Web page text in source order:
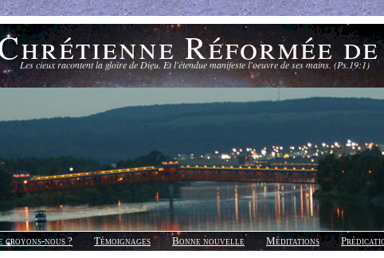
Réformée
Les cieux racontent la gloire de Dieu. Et l'étendue manifeste l'oeuvre de ses mains. (Ps.19:1)
croyons-nous ? Témoignages Bonne nouvelle Méditations